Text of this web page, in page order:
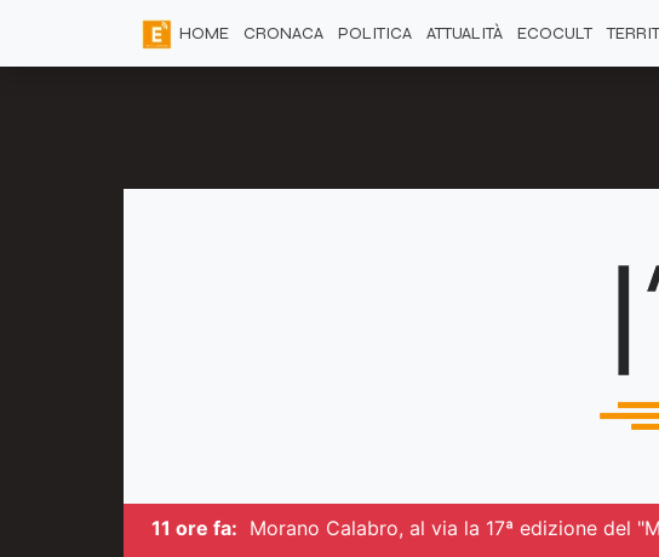
HOME CRONACA POLITICA ATTUALITÀ ECOCULT
11 ore fa: Morano Calabro, al via la 17ª edizione del